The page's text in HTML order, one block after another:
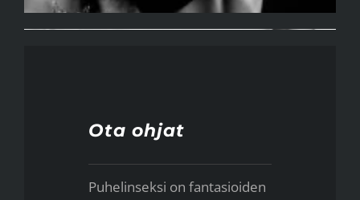
Ota ohjat
Puhelinseksi on fantasioiden